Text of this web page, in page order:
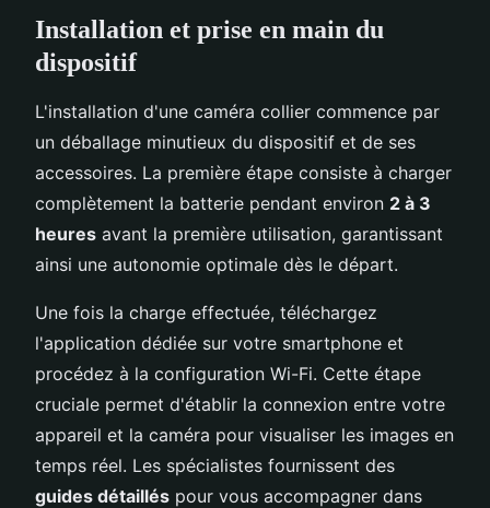
Installation et prise en main du
dispositif
L'installation d'une caméra collier commence par
un déballage minutieux du dispositif et de ses
accessoires. La première étape consiste à charger
complètement la batterie pendant environ 2 à 3
heures avant la première utilisation, garantissant
ainsi une autonomie optimale dès le départ.
Une fois la charge effectuée, téléchargez
l'application dédiée sur votre smartphone et
procédez à la configuration Wi-Fi. Cette étape
cruciale permet d'établir la connexion entre votre
appareil et la caméra pour visualiser les images en
temps réel. Les spécialistes fournissent des
guides détaillés pour vous accompagner dans